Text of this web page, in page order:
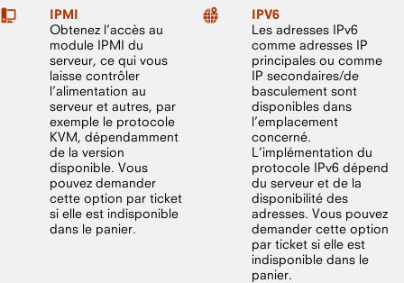
IPMI
Obtenez l’accès au
module IPMI du
serveur, ce qui vous
laisse contrôler
l’alimentation au
serveur et autres, par
exemple le protocole
KVM, dépendamment
de la version
disponible. Vous
pouvez demander
cette option par ticket
si elle est indisponible
dans le panier.
IPV6
Les adresses IPv6
comme adresses IP
principales ou comme
IP secondaires/de
basculement sont
disponibles dans
l’emplacement
concerné.
L’implémentation du
protocole IPv6 dépend
du serveur et de la
disponibilité des
adresses. Vous pouvez
demander cette option
par ticket si elle est
indisponible dans le
panier.